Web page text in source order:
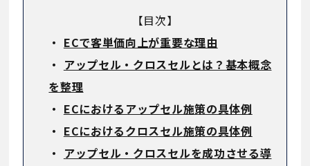
【目次】
・ ECで客単価向上が重要な理由
・ アップセル・クロスセルとは？基本概念
を整理
・ ECにおけるアップセル施策の具体例
・ ECにおけるクロスセル施策の具体例
・ アップセル・クロスセルを成功させる導